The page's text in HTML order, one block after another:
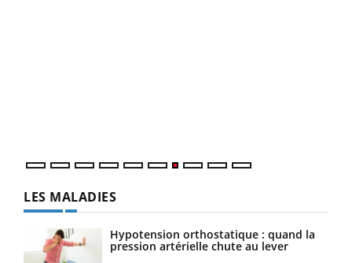
LES MALADIES
Hypotension orthostatique : quand la
pression artérielle chute au lever